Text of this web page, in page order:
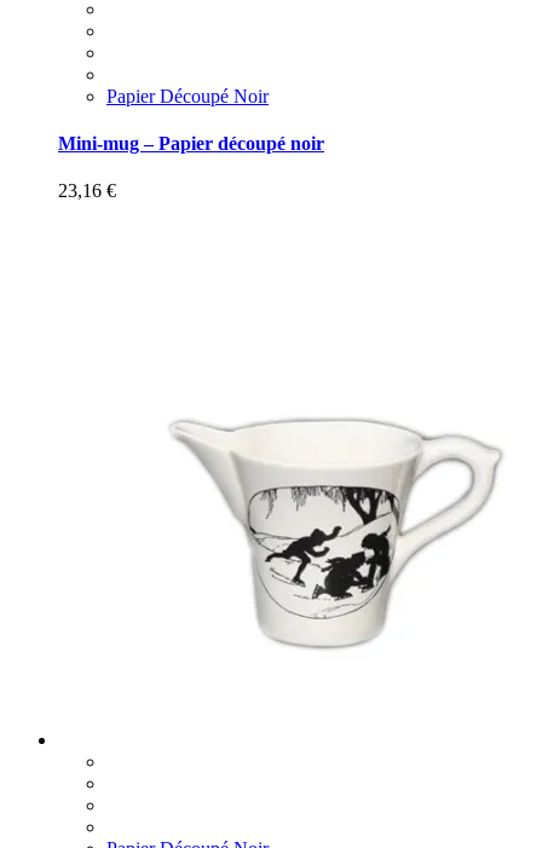
Papier Découpé Noir
Mini-mug – Papier découpé noir
23,16 €